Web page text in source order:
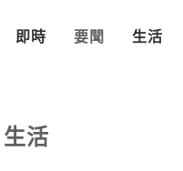
即時 要聞 生活
生活